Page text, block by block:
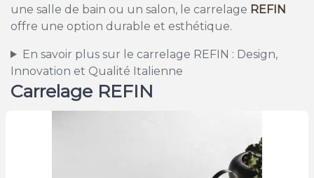
une salle de bain ou un salon, le carrelage REFIN
offre une option durable et esthétique.
En savoir plus sur le carrelage REFIN : Design,
Innovation et Qualité Italienne
Carrelage REFIN